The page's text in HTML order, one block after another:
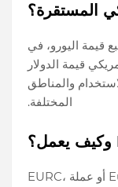
المستقرة؟
قيمة اليورو، في
قيمة الدولار
والمناطق
المختلفة.
EURC، أو عملة Euro Coin من Circle، هي عملة مستقرة